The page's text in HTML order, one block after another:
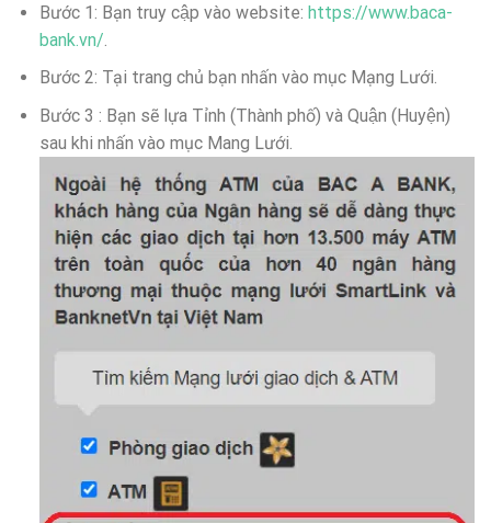
Bước 1: Bạn truy cập vào website: https://www.baca-
bank.vn/
Bước 2: Tại trang chủ bạn nhấn vào mục Mạng Lưới.
Bước 3 : Bạn sẽ lựa Tỉnh (Thành phố) và Quận (Huyện)
sau khi nhấn vào mục Mang Lưới.